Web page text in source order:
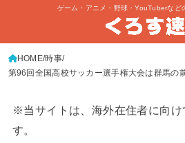
ゲーム・アニメ・野球・YouTuberなど
HOME 時事
第96回全国高校サッカー選手権大会は群馬の
※当サイトは、海外在住者に向け
す。